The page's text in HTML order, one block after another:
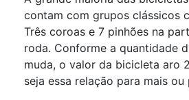
contam com grupos clássicos
Três coroas e 7 pinhões na
roda. Conforme a quantidade
muda, o valor da bicicleta aro
seja essa relação para mais ou